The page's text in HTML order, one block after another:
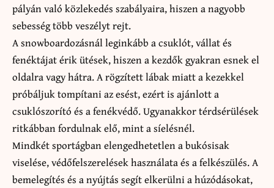
pályán való közlekedés szabályaira, hiszen a nagyobb
sebesség több veszélyt rejt.
A snowboardozásnál leginkább a csuklót, vállat és
fenéktájat érik ütések, hiszen a kezdők gyakran esnek el
oldalra vagy hátra. A rögzített lábak miatt a kezekkel
próbáljuk tompítani az esést, ezért is ajánlott a
csuklószorító és a fenékvédő. Ugyanakkor térdsérülések
ritkábban fordulnak elő, mint a síelésnél.
Mindkét sportágban elengedhetetlen a bukósisak
viselése, védőfelszerelések használata és a felkészülés. A
bemelegítés és a nyújtás segít elkerülni a húzódásokat,